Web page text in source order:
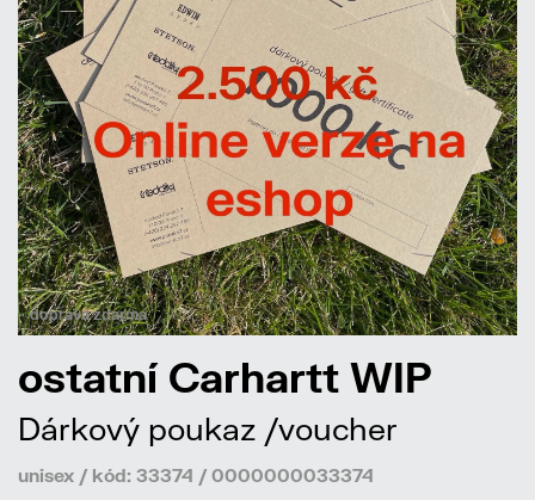
doprava zdarma
ostatní Carhartt WIP
Dárkový poukaz /voucher
unisex / kód: 33374 / 0000000033374